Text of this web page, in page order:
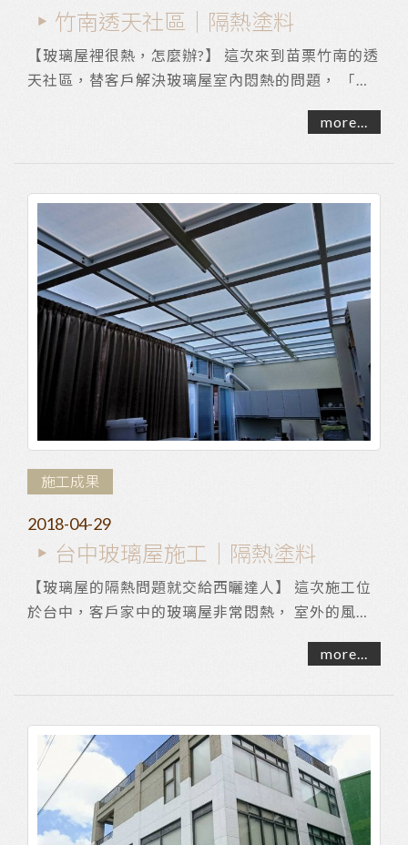
竹南透天社區｜隔熱塗料
【玻璃屋裡很熱，怎麼辦?】 這次來到苗栗竹南的透
天社區，替客戶解決玻璃屋室內悶熱的問題， 「採
more...
施工成果
2018-04-29
台中玻璃屋施工｜隔熱塗料
【玻璃屋的隔熱問題就交給西曬達人】 這次施工位
於台中，客戶家中的玻璃屋非常悶熱， 室外的風明
more...